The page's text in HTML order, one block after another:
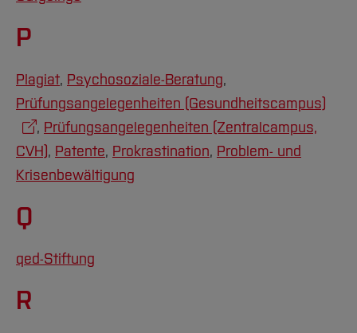
P
Plagiat, Psychosoziale-Beratung,
Prüfungsangelegenheiten (Gesundheitscampus)
, Prüfungsangelegenheiten (Zentralcampus,
CVH), Patente, Prokrastination, Problem- und
Krisenbewältigung
Q
qed-Stiftung
R